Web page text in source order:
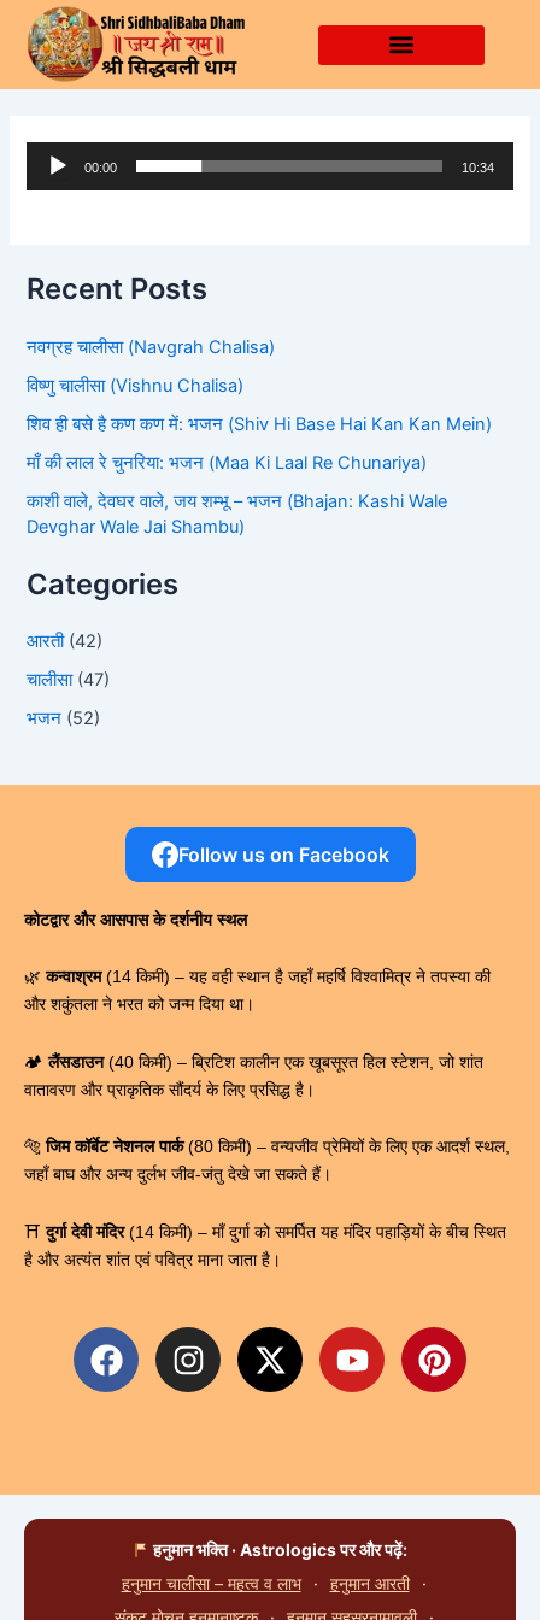
content
Audio
00:00 10:34
Recent Posts
नवग्रह चालीसा (Navgrah Chalisa)
विष्णु चालीसा (Vishnu Chalisa)
शिव ही बसे है कण कण में: भजन (Shiv Hi Base Hai Kan Kan Mein)
माँ की लाल रे चुनरिया: भजन (Maa Ki Laal Re Chunariya)
काशी वाले, देवघर वाले, जय शम्भू – भजन (Bhajan: Kashi Wale
Devghar Wale Jai Shambu)
Categories
आरती(42)
चालीसा(47)
भजन (52)
Follow us on Facebook
कोटद्वार और आसपास के दर्शनीय स्थल
🌿कन्वाश्रम(14 किमी) – यह वही स्थान है जहाँ महर्षि विश्वामित्र ने तपस्या की
और शकुंतला ने भरत को जन्म दिया था।
🏕️लैंसडाउन(40 किमी) – ब्रिटिश कालीन एक खूबसूरत हिल स्टेशन, जो शांत
वातावरण और प्राकृतिक सौंदर्य के लिए प्रसिद्ध है।
🐅जिम कॉर्बेट नेशनल पार्क(80 किमी) – वन्यजीव प्रेमियों के लिए एक आदर्श स्थल,
जहाँ बाघ और अन्य दुर्लभ जीव-जंतु देखे जा सकते हैं।
⛩दुर्गा देवी मंदिर(14 किमी) – माँ दुर्गा को समर्पित यह मंदिर पहाड़ियों के बीच स्थित
है और अत्यंत शांत एवं पवित्र माना जाता है।
F
a
o
k
I
n
g
r
a
m
X
-
t
t
e
r
Y
o
b
e
P
i
r
हनुमान भक्ति · Astrologics पर और पढ़ें:
हनुमान चालीसा – महत्व व लाभ
· हनुमान आरती
·